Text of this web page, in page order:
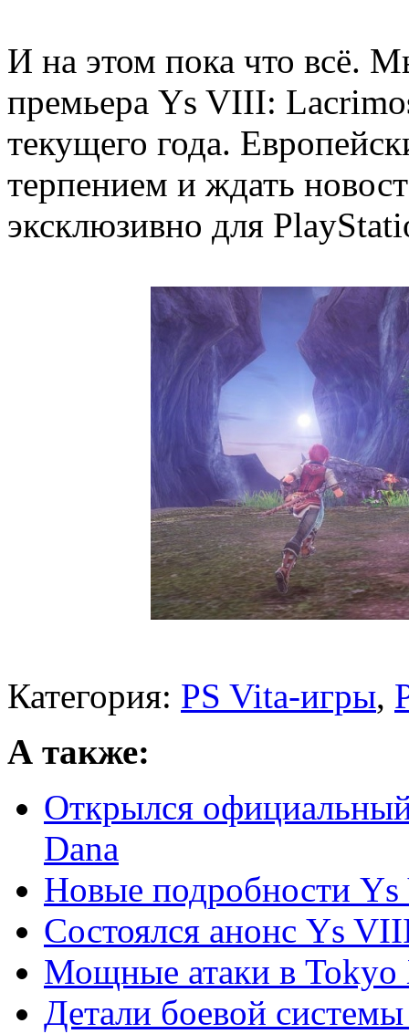
И на этом пока что всё.
премьера Ys VIII:
текущего года.
терпением и ждать
эксклюзивно для
Категория: PS Vita-игры,
А также:
Открылся
Dana
Новые подробности
Состоялся анонс Ys
Мощные атаки в Tokyo
Детали боевой